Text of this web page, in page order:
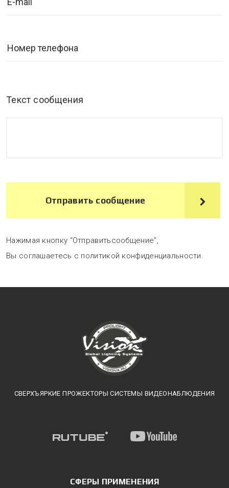
Текст сообщения
Отправить сообщение
Нажимая кнопку “Отправитьсообщение”,
Вы соглашаетесь с политикой конфиденциальности.
СВЕРХЪЯРКИЕ ПРОЖЕКТОРЫ СИСТЕМЫ ВИДЕОНАБЛЮДЕНИЯ
СФЕРЫ ПРИМЕНЕНИЯ